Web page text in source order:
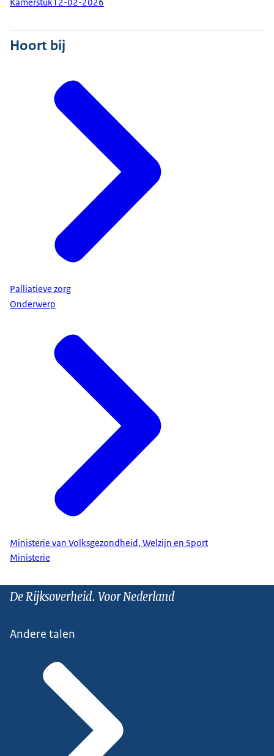
Kamerstuk12-02-2026
Hoort bij
Palliatieve zorg
Onderwerp
Ministerie van Volksgezondheid, Welzijn en Sport
Ministerie
De Rijksoverheid. Voor Nederland
Andere talen